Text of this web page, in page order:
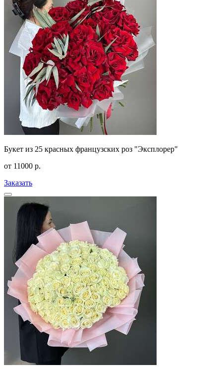
Букет из 25 красных французских роз "Эксплорер"
от 11000 р.
Заказать